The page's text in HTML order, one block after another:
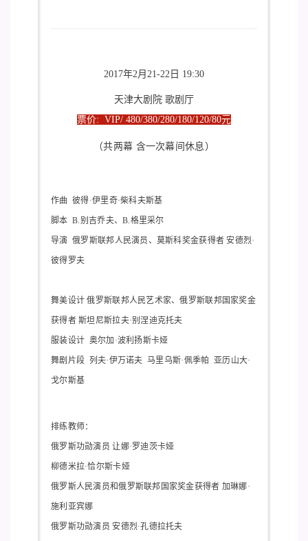
2017年2月21-22日 19:30
天津大剧院 歌剧厅
票价: VIP/ 480/380/280/180/120/80元
（共两幕 含一次幕间休息）
作曲 彼得·伊里奇·柴科夫斯基
脚本 B.别吉乔夫、B.格里采尔
导演 俄罗斯联邦人民演员、莫斯科奖金获得者 安德烈·
彼得罗夫
舞美设计 俄罗斯联邦人民艺术家、俄罗斯联邦国家奖金
获得者 斯坦尼斯拉夫·别涅迪克托夫
服装设计 奥尔加·波利扬斯卡娅
舞剧片段 列夫·伊万诺夫 马里乌斯·佩季帕 亚历山大·
戈尔斯基
排练教师：
俄罗斯功勋演员 让娜·罗迪茨卡娅
柳德米拉·恰尔斯卡娅
俄罗斯人民演员和俄罗斯联邦国家奖金获得者 加琳娜·
施利亚宾娜
俄罗斯功勋演员 安德烈·孔德拉托夫